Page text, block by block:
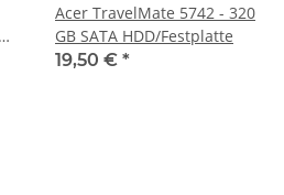
Acer TravelMate 5742 - 320
GB SATA HDD/Festplatte
19,50 € *